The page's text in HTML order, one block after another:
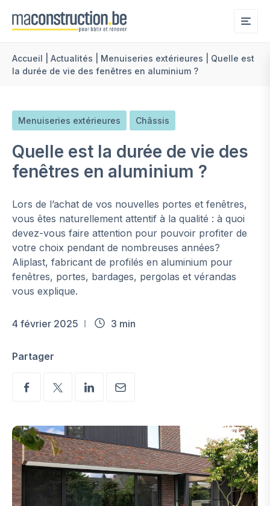
Accueil Actualités Menuiseries extérieures
Quelle est
la durée de vie des fenêtres en aluminium ?
Menuiseries extérieures Châssis
Quelle est la durée de vie des
fenêtres en aluminium ?
Lors de l’achat de vos nouvelles portes et fenêtres,
vous êtes naturellement attentif à la qualité : à quoi
devez-vous faire attention pour pouvoir profiter de
votre choix pendant de nombreuses années?
Aliplast, fabricant de profilés en aluminium pour
fenêtres, portes, bardages, pergolas et vérandas
vous explique.
4 février 2025 3 min
Partager